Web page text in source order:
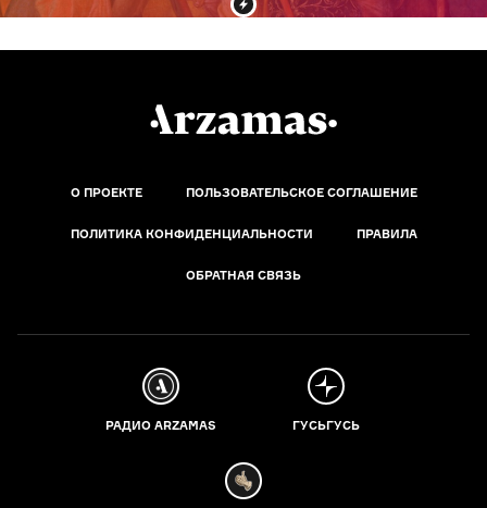
О ПРОЕКТЕ ПОЛЬЗОВАТЕЛЬСКОЕ СОГЛАШЕНИЕ
ПОЛИТИКА КОНФИДЕНЦИАЛЬНОСТИ ПРАВИЛА
ОБРАТНАЯ СВЯЗЬ
РАДИО ARZAMAS ГУСЬГУСЬ